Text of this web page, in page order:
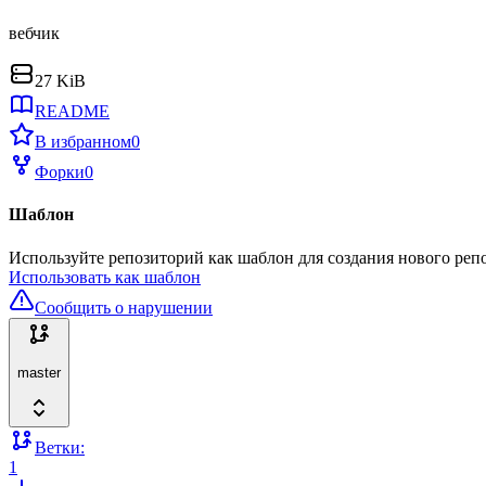
вебчик
27 KiB
README
В избранном0
Форки0
Шаблон
Используйте репозиторий как шаблон для создания нового
Использовать как шаблон
Сообщить о нарушении
master
Ветки:
1